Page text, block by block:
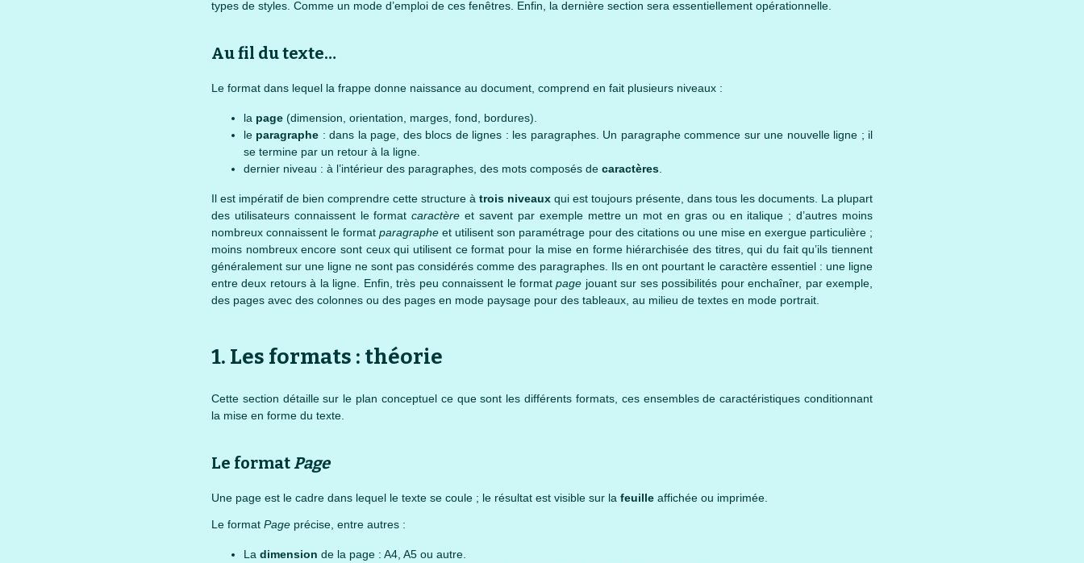
types de styles. Comme un mode d’emploi de ces fenêtres. Enfin, la dernière section sera essentiellement opérationnelle.
Au fil du texte…
Le format dans lequel la frappe donne naissance au document, comprend en fait plusieurs niveaux :
la page (dimension, orientation, marges, fond, bordures).
le paragraphe : dans la page, des blocs de lignes : les paragraphes. Un paragraphe commence sur une nouvelle ligne ; il
se termine par un retour à la ligne.
dernier niveau : à l’intérieur des paragraphes, des mots composés de caractères
Il est impératif de bien comprendre cette structure à trois niveaux qui est toujours présente, dans tous les documents. La plupart
des utilisateurs connaissent le formatcaractère et savent par exemple mettre un mot en gras ou en italique ; d’autres moins
nombreux connaissent le formatparagraphe et utilisent son paramétrage pour des citations ou une mise en exergue particulière ;
moins nombreux encore sont ceux qui utilisent ce format pour la mise en forme hiérarchisée des titres, qui du fait qu’ils tiennent
généralement sur une ligne ne sont pas considérés comme des paragraphes. Ils en ont pourtant le caractère essentiel : une ligne
entre deux retours à la ligne. Enfin, très peu connaissent le formatpage jouant sur ses possibilités pour enchaîner, par exemple,
des pages avec des colonnes ou des pages en mode paysage pour des tableaux, au milieu de textes en mode portrait.
1. Les formats : théorie
Cette section détaille sur le plan conceptuel ce que sont les différents formats, ces ensembles de caractéristiques conditionnant
la mise en forme du texte.
Le format Page
Une page est le cadre dans lequel le texte se coule ; le résultat est visible sur la feuille affichée ou imprimée.
Le format Page précise, entre autres :
La dimension de la page : A4, A5 ou autre.